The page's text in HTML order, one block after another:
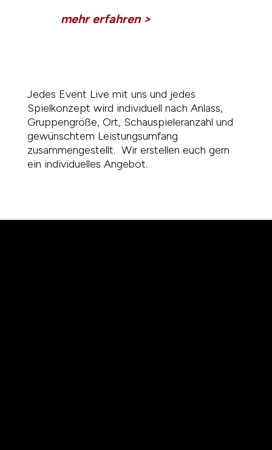
mehr erfahren >
Jedes Event Live mit uns und jedes
Spielkonzept wird individuell nach Anlass,
Gruppengröße, Ort, Schauspieleranzahl und
gewünschtem Leistungsumfang
zusammengestellt. Wir erstellen euch gern
ein individuelles Angebot.